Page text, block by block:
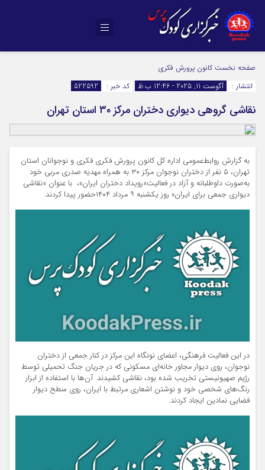
صفحه نخست کانون پرورش فکری
انتشار :
آگوست 11, 2025 - 12:46 ب.ظ کد خبر : 522592
نقاشی گروهی دیواری دختران مرکز ۳۰ استان تهران
به گزارش روابط‌عمومی اداره کل کانون پرورش فکری فکری و نوجوانان استان
تهران،
۵ نفر از دختران نوجوان مرکز ۳۰ به همراه مهدیه صدری مربی خود
به‌صورت داوطلبانه و آزاد در فعالیت«رویداد دختران ایران»، با عنوان «نقاشی
دیواری جمعی برای ایران» روز یکشنبه ۹ مرداد ۱۴۰۴حضور پیدا کردند.
در این فعالیت فرهنگی، اعضای نونگاه این مرکز در کنار جمعی از دختران
نوجوان، روی دیوار مجاور خانه‌ای مسکونی که در جریان جنگ تحمیلی توسط
رژیم صهیونیستی تخریب شده بود، نقاشی کشیدند. آن‌ها با استفاده از ابزار
رنگ‌های شخصی خود و نوشتن اشعاری مرتبط با ایران، روی سطح دیوار
فضایی نمادین ایجاد کردند.